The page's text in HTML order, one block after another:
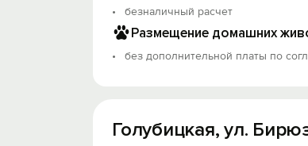
безналичный расчет
Размещение домашних
без дополнительной платы по
Голубицкая, ул.